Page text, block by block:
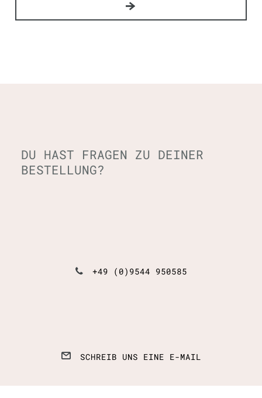
DU HAST FRAGEN ZU DEINER
BESTELLUNG?
+49 (0)9544 950585
SCHREIB UNS EINE E-MAIL